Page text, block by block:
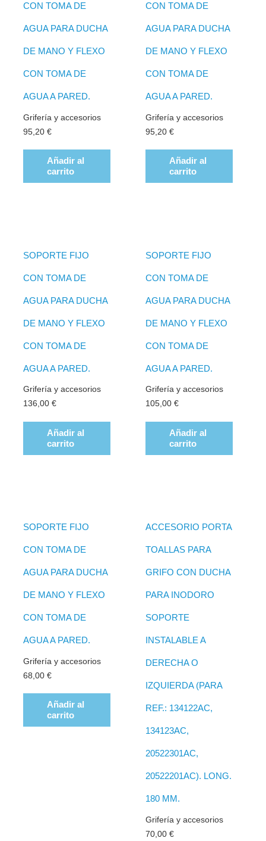
CON TOMA DE
AGUA PARA DUCHA
DE MANO Y FLEXO
CON TOMA DE
AGUA A PARED.
Grifería y accesorios
95,20€
Añadir al
carrito
CON TOMA DE
AGUA PARA DUCHA
DE MANO Y FLEXO
CON TOMA DE
AGUA A PARED.
Grifería y accesorios
95,20 €
Añadir al
carrito
SOPORTE FIJO
CON TOMA DE
AGUA PARA DUCHA
DE MANO Y FLEXO
CON TOMA DE
AGUA A PARED.
Grifería y accesorios
136,00€
Añadir al
carrito
SOPORTE FIJO
CON TOMA DE
AGUA PARA DUCHA
DE MANO Y FLEXO
CON TOMA DE
AGUA A PARED.
Grifería y accesorios
105,00 €
Añadir al
carrito
SOPORTE FIJO
CON TOMA DE
AGUA PARA DUCHA
DE MANO Y FLEXO
CON TOMA DE
AGUA A PARED.
Grifería y accesorios
68,00€
Añadir al
carrito
ACCESORIO PORTA
TOALLAS PARA
GRIFO CON DUCHA
PARA INODORO
SOPORTE
INSTALABLE A
DERECHA O
IZQUIERDA (PARA
REF.: 134122AC,
134123AC,
20522301AC,
20522201AC). LONG.
180 MM.
Grifería y accesorios
70,00 €